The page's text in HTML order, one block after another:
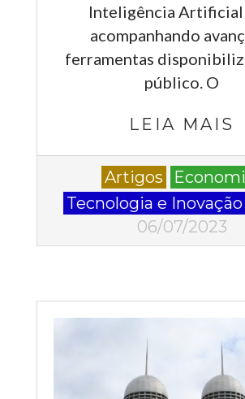
Inteligência Artificial
acompanhando
ferramentas
público. O
LEIA MAIS
Artigos
Tecnologia e Inovação
06/07/2023